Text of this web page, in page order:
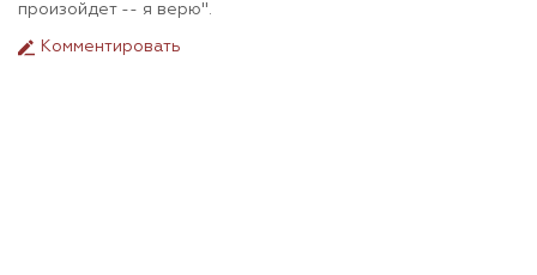
произойдет -- я верю".
Комментировать